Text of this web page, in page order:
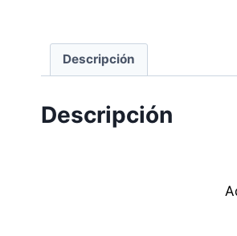
Descripción
Descripción